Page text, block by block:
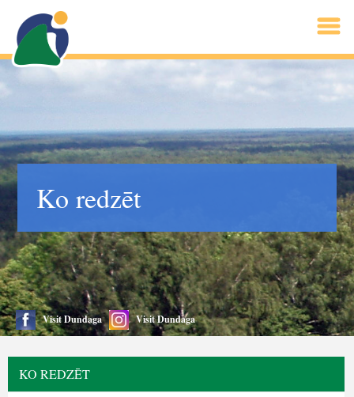
Ko redzēt
Visit Dundaga Visit Dundaga
KO REDZĒT